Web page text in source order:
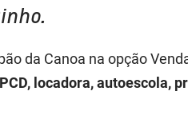
da Canoa na opção
locadora, autoescola,